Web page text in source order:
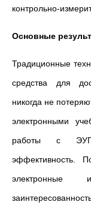
контрольно-
Основные
Традиционные
средства для
никогда не
электронными
работы с ЭУП
электронные